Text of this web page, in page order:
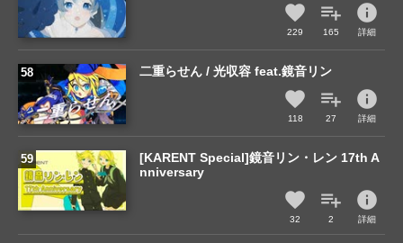
229 165
info
詳細
二重らせん / 光収容 feat.鏡音リン
118 27
info
詳細
[KARENT Special]鏡音リン・レン 17th A
nniversary
32 2
info
詳細